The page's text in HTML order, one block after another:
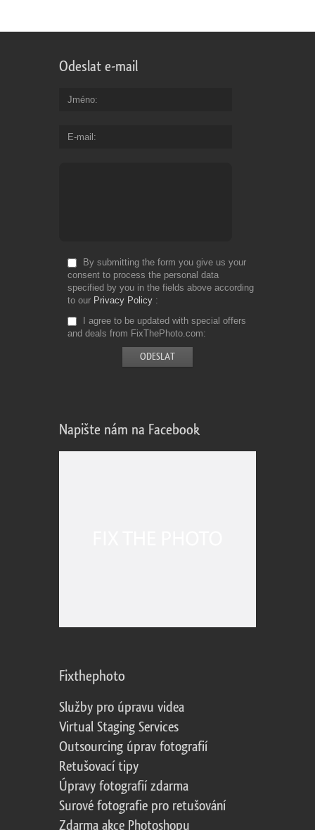
Odeslat e-mail
Jméno
E-mail
By submitting the form you give us your
consent to process the personal data
specified by you in the fields above according
to our Privacy Policy
I agree to be updated with special offers
and deals from FixThePhoto.com
Napište nám na Facebook
Fixthephoto
Služby pro úpravu videa
Virtual Staging Services
Outsourcing úprav fotografií
Retušovací tipy
Úpravy fotografií zdarma
Surové fotografie pro retušování
Zdarma akce Photoshopu